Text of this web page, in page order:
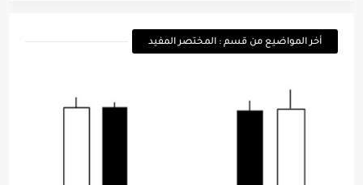
أخر المواضيع من قسم : المختصر المفيد